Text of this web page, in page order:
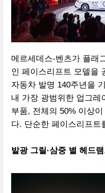
메르세데스-벤츠가 플래
인 페이스리프트 모델을
자동차 발명 140주년을
내 가장 광범위한 업그레
부품, 전체의 50% 이상
다. 단순한 페이스리프트
발광 그릴·삼중 별 헤드